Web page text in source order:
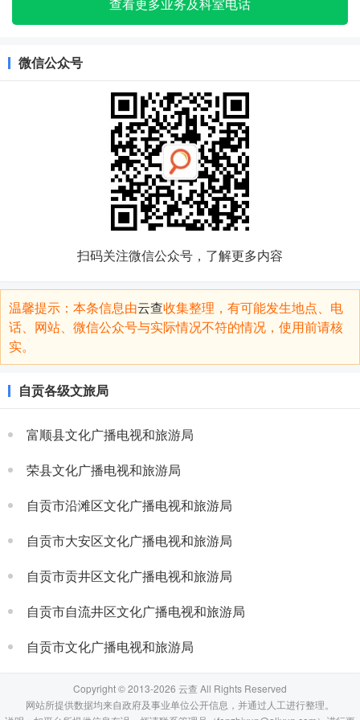
查看更多业务及科室电话
微信公众号
扫码关注微信公众号，了解更多内容
温馨提示：本条信息由云查收集整理，有可能发生地点、电
话、网站、微信公众号与实际情况不符的情况，使用前请核
实。
自贡各级文旅局
富顺县文化广播电视和旅游局
荣县文化广播电视和旅游局
自贡市沿滩区文化广播电视和旅游局
自贡市大安区文化广播电视和旅游局
自贡市贡井区文化广播电视和旅游局
自贡市自流井区文化广播电视和旅游局
自贡市文化广播电视和旅游局
Copyright © 2013-2026 云查 All Rights Reserved
网站所提供数据均来自政府及事业单位公开信息，并通过人工进行整理。